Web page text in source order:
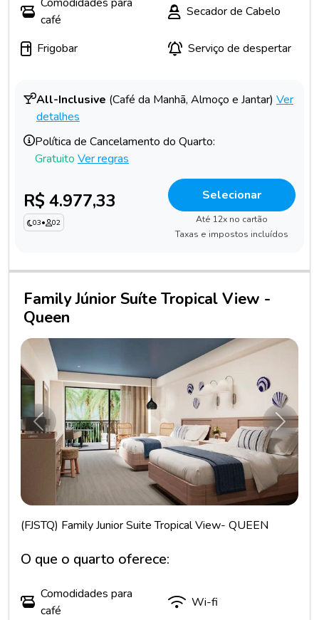
café
Secador de Cabelo
Frigobar Serviço de despertar
All-Inclusive (Café da Manhã, Almoço e Jantar) Ver
detalhes
Política de Cancelamento do Quarto:
Gratuito Ver regras
R$ 4.977,33
03• 02
Selecionar
Até 12x no cartão
Taxas e impostos incluídos
Family Júnior Suíte Tropical View -
Queen
Anterior
(FJSTQ) Family Junior Suite Tropical View- QUEEN
O que o quarto oferece:
Comodidades para
café
Wi-fi